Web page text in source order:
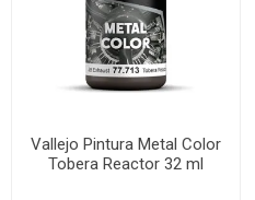
Vallejo Pintura Metal Color
Tobera Reactor 32 ml